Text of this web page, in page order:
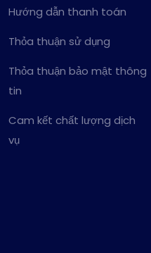
Hướng dẫn thanh toán
Thỏa thuận sử dụng
Thỏa thuận bảo mật thông
tin
Cam kết chất lượng dịch
vụ